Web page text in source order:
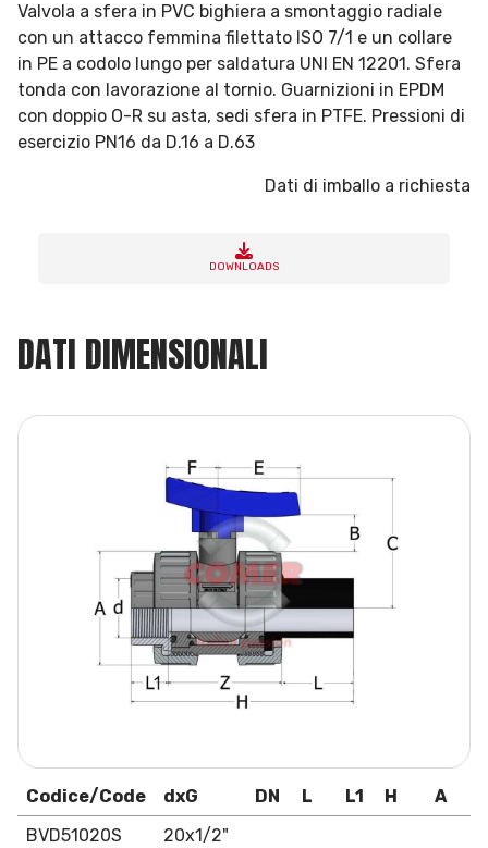
Valvola a sfera in PVC bighiera a smontaggio radiale
con un attacco femmina filettato ISO 7/1 e un collare
in PE a codolo lungo per saldatura UNI EN 12201. Sfera
tonda con lavorazione al tornio. Guarnizioni in EPDM
con doppio O-R su asta, sedi sfera in PTFE. Pressioni di
esercizio PN16 da D.16 a D.63
Dati di imballo a richiesta
DOWNLOADS
DATI DIMENSIONALI
Codice/Code dxG DN L L1 H A
BVD51020S
20x1/2"